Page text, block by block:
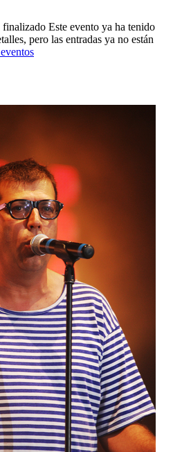
finalizado Este evento ya ha tenido
pero las entradas ya no están